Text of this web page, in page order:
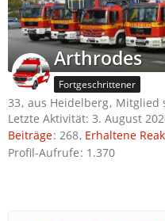
Arthrodes
Fortgeschrittener
33 aus Heidelberg Mitglied
Letzte Aktivität: 3. August
Beiträge 268 Erhaltene
Profil-Aufrufe 1.370